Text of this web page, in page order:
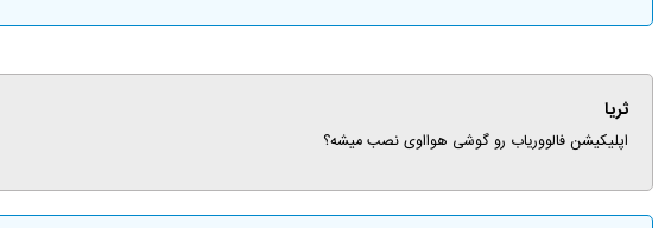
ثریا
اپلیکیشن فالووریاب رو گوشی هوااوی نصب میشه؟